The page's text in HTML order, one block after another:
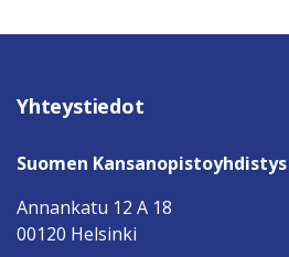
Yhteystiedot
Suomen Kansanopistoyhdistys
Annankatu 12 A 18
00120 Helsinki